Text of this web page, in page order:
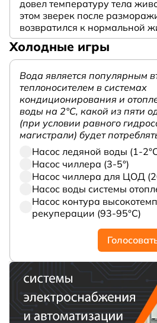
довел температуру тела
этом зверек после
возвратился к нормальной
Холодные игры
Вода является популярным
теплоносителем в системах
кондиционирования и
воды на 2°С, какой из пяти
(при условии равного
магистрали) будет
Насос ледяной воды (1-
Насос чиллера (3-5°)
Насос чиллера для ЦОД
Насос воды системы
Насос контура
рекуперации (93-95°С)